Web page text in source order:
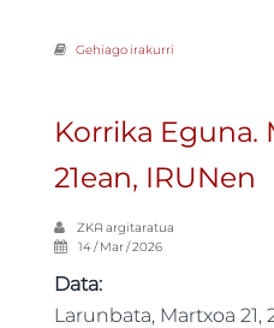
Gehiago irakurri
Korrika Eguna.
21ean, IRUNen
ZKA argitaratua
14 / Mar / 2026
Data:
Larunbata, Martxoa 21,